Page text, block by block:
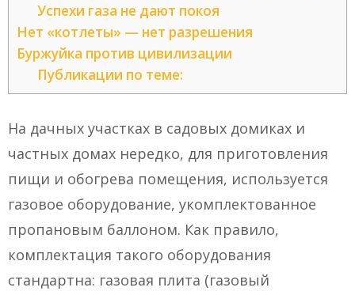
Успехи газа не дают покоя
Нет «котлеты» — нет разрешения
Буржуйка против цивилизации
Публикации по теме:
На дачных участках в садовых домиках и
частных домах нередко, для приготовления
пищи и обогрева помещения, используется
газовое оборудование, укомплектованное
пропановым баллоном. Как правило,
комплектация такого оборудования
стандартна: газовая плита (газовый